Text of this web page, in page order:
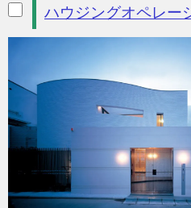
ハウジングオペレー